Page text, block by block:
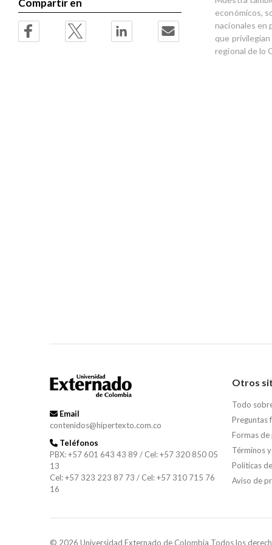
económicos,
nacionales en
que
regional de lo
Compartir en
Email
contenidos@hipertexto.com.co
Teléfonos
PBX: +57 601 643 43 89 / Cel: +57 320 850 05
13
Cel: +57 323 223 87 73 / Cel: +57 310 715 76
16
Otros
Todo
Preguntas
Formas de
Términos
Políticas
Aviso de
© 2026 Universidad Externado de Colombia Todos los